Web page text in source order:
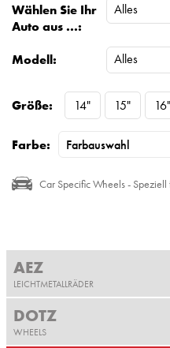
Wählen Sie Ihr
Auto aus ...:
Alles
Modell: Alles
Größe: 14" 15" 16"
Farbe:
Car Specific Wheels -
AEZ
LEICHTMETALLRÄDER
DOTZ
WHEELS